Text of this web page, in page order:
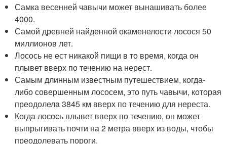
Самка весенней чавычи может вынашивать более
4000.
Самой древней найденной окаменелости лосося 50
миллионов лет.
Лосось не ест никакой пищи в то время, когда он
плывет вверх по течению на нерест.
Самым длинным известным путешествием, когда-
либо совершенным лососем, это путь чавычи, которая
преодолела 3845 км вверх по течению для нереста.
Когда лосось плывет вверх по течению, он может
выпрыгивать почти на 2 метра вверх из воды, чтобы
преодолевать пороги.